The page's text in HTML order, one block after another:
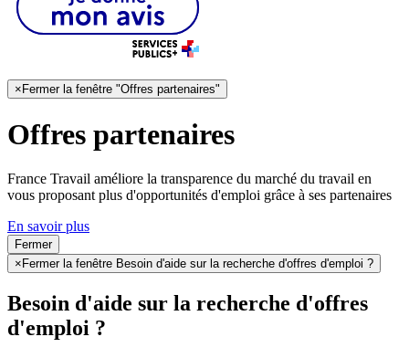
×Fermer la fenêtre "Offres partenaires"
Offres partenaires
France Travail améliore la transparence du marché du travail en
vous proposant plus d'opportunités d'emploi grâce à ses partenaires
En savoir plus
Fermer
× Fermer la fenêtre Besoin d'aide sur la recherche d'offres d'emploi ?
Besoin d'aide sur la recherche d'offres
d'emploi ?